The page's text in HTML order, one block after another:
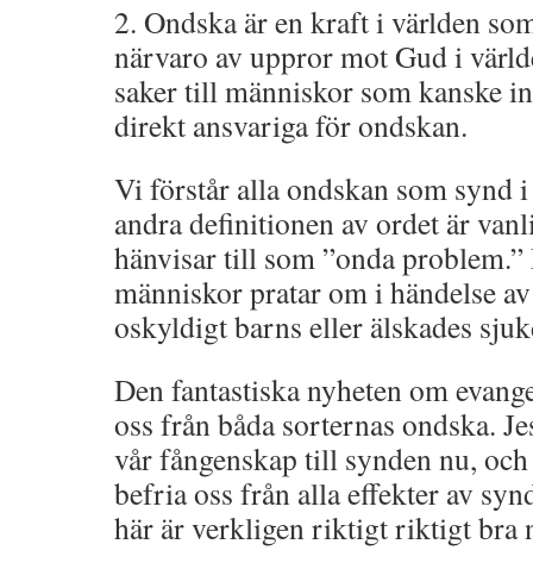
2. Ondska är en kraft i världen
närvaro av uppror mot Gud i
saker till människor som kanske
direkt ansvariga för ondskan.
Vi förstår alla ondskan som synd
andra definitionen av ordet är
hänvisar till som ”onda
människor pratar om i händelse
oskyldigt barns eller älskades
Den fantastiska nyheten om
oss från båda sorternas ondska.
vår fångenskap till synden nu,
befria oss från alla effekter av
här är verkligen riktigt riktigt